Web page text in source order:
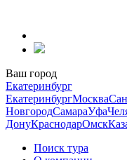
содержанию
Ваш город
Екатеринбург
ЕкатеринбургМосква
НовгородСамараУфа
ДонуКраснодарОмск
Поиск тура